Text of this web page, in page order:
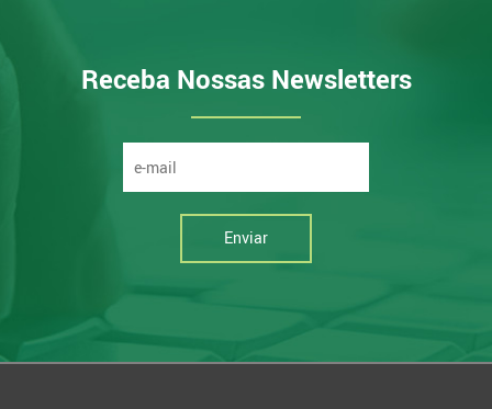
Receba Nossas Newsletters
Enviar